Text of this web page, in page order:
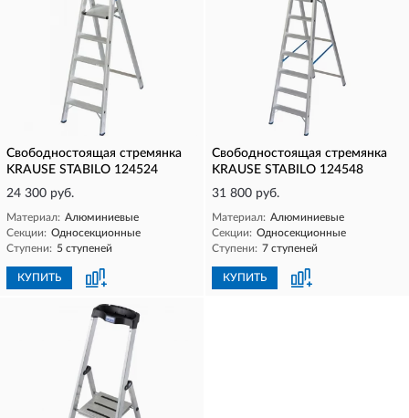
Свободностоящая стремянка
KRAUSE STABILO 124524
24 300 руб.
Материал: Алюминиевые
Секции: Односекционные
Ступени: 5 ступеней
КУПИТЬ
Свободностоящая стремянка
KRAUSE STABILO 124548
31 800 руб.
Материал: Алюминиевые
Секции: Односекционные
Ступени: 7 ступеней
КУПИТЬ